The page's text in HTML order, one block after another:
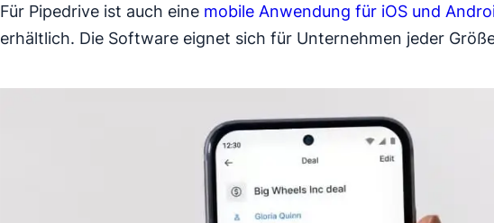
Für Pipedrive ist auch eine mobile Anwendung für iOS und
erhältlich. Die Software eignet sich für Unternehmen jeder